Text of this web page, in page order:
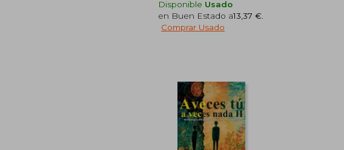
Disponible Usado
en Buen Estado a13,37 €
Comprar Usado